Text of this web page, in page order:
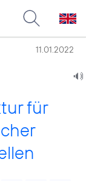
11.01.2022
für